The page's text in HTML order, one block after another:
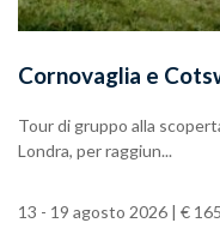
Cornovaglia e
Tour di gruppo alla
Londra, per raggiun...
13 - 19 agosto 2026 | €